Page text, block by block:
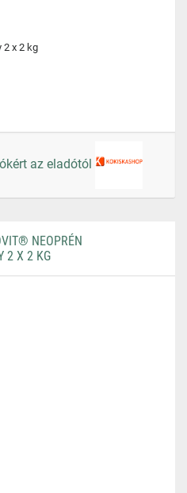
2 x 2 kg
az eladótól
NEOPRÉN
2 X 2 KG